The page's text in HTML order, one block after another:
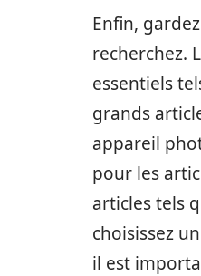
Enfin,
recherchez.
essentiels
grands
appareil
pour les
articles tels
choisissez
il est